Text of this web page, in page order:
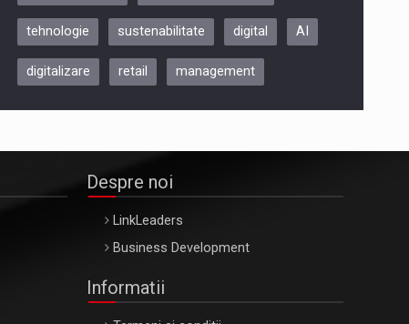
Oradea – 8 Oct 2026
tehnologie sustenabilitate digital AI
digitalizare retail management
Despre noi
LinkLeaders
Business Development
Informatii